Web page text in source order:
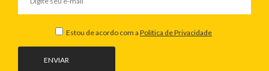
ENVIAR
Estou de acordo com a Política de Privacidade